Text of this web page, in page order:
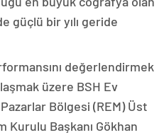
güçlü bir yılı geride
değerlendirmek
üzere BSH Ev
Bölgesi (REM) Üst
Kurulu Başkanı Gökhan